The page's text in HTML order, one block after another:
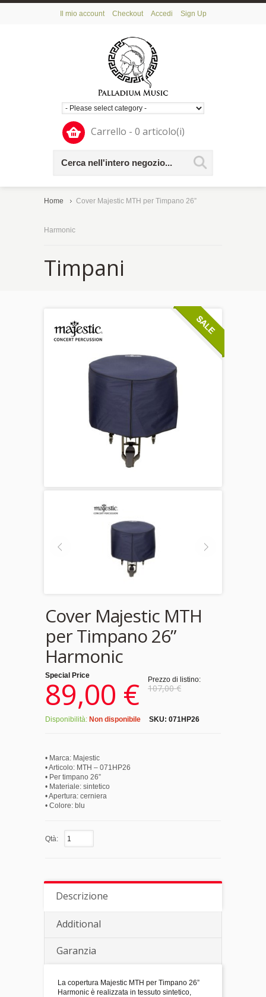
Il mio account Checkout Accedi Sign Up
Carrello - 0 articolo(i)
Home Cover Majestic MTH per Timpano 26”
Harmonic
Timpani
Cover Majestic MTH
per Timpano 26”
Harmonic
Prezzo di listino:
107,00 €
Special Price
89,00 €
Disponibilità: Non disponibile SKU: 071HP26
• Marca: Majestic
• Articolo: MTH – 071HP26
• Per timpano 26”
• Materiale: sintetico
• Apertura: cerniera
• Colore: blu
Qtà:
Descrizione
Additional
Garanzia
La copertura Majestic MTH per Timpano 26”
Harmonic è realizzata in tessuto sintetico,